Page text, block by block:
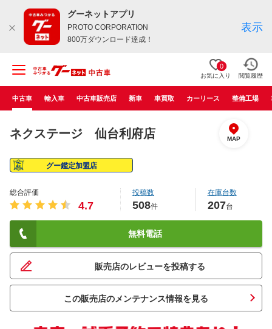
グーネットアプリ
PROTO CORPORATION
800万ダウンロード達成！
表示
0
お気に入り 閲覧履歴
中古車 輸入車 中古車販売店 新車 車買取 カーリース 整備工場
ネクステージ 仙台利府店 MAP
グー鑑定加盟店
総合評価
4.7
投稿数
508件
在庫台数
207台
無料電話
販売店のレビューを投稿する
この販売店のメンテナンス情報を見る